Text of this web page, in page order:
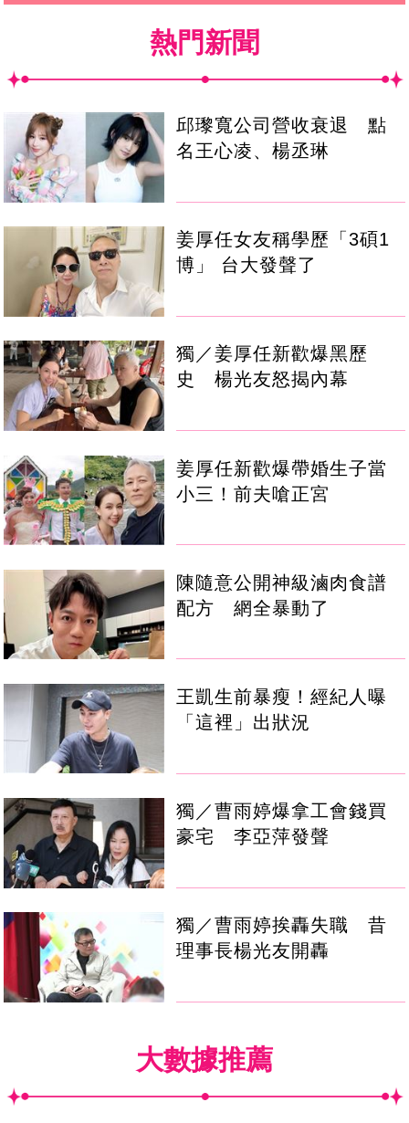
熱門新聞
邱瓈寬公司營收衰退 點
名王心凌、楊丞琳
姜厚任女友稱學歷「3碩1
博」 台大發聲了
獨／姜厚任新歡爆黑歷
史 楊光友怒揭內幕
姜厚任新歡爆帶婚生子當
小三！前夫嗆正宮
陳隨意公開神級滷肉食譜
配方 網全暴動了
王凱生前暴瘦！經紀人曝
「這裡」出狀況
獨／曹雨婷爆拿工會錢買
豪宅 李亞萍發聲
獨／曹雨婷挨轟失職 昔
理事長楊光友開轟
大數據推薦